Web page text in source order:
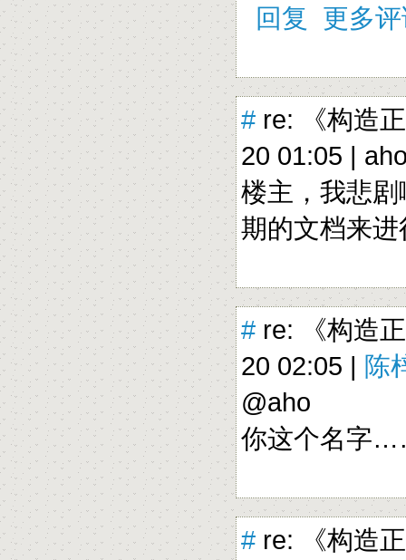
回复
更多
# re: 《构造
20 01:05 |
楼主，我悲
期的文档来
# re: 《构造
20 02:05 | 陈
@aho
你这个名
# re: 《构造